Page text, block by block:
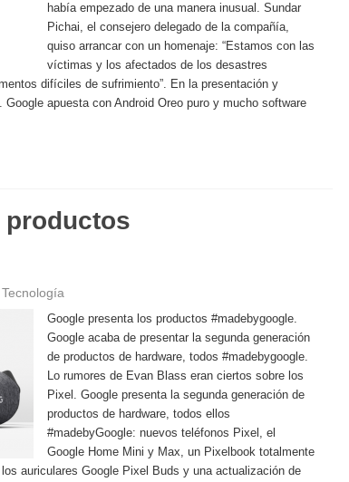
había empezado de una manera inusual. Sundar
Pichai, el consejero delegado de la compañía,
quiso arrancar con un homenaje: “Estamos con las
víctimas y los afectados de los desastres
difíciles de sufrimiento”. En la presentación y
apuesta con Android Oreo puro y mucho software
productos
Tecnología
Google presenta los productos #madebygoogle.
Google acaba de presentar la segunda generación
de productos de hardware, todos #madebygoogle.
Lo rumores de Evan Blass eran ciertos sobre los
Pixel. Google presenta la segunda generación de
productos de hardware, todos ellos
#madebyGoogle: nuevos teléfonos Pixel, el
Google Home Mini y Max, un Pixelbook totalmente
auriculares Google Pixel Buds y una actualización de